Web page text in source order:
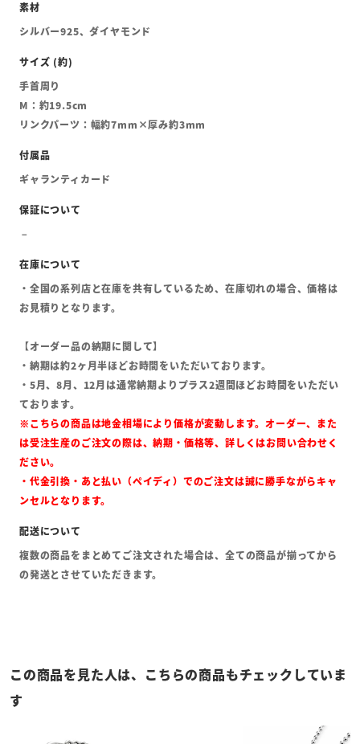
シルバー925、ダイヤモンド
手首周り
M：約19.5cm
リンクパーツ：幅約7mm×厚み約3mm
ギャランティカード
・全国の系列店と在庫を共有しているため、在庫切れの場合、価格は
お見積りとなります。
【オーダー品の納期に関して】
・納期は約2ヶ月半ほどお時間をいただいております。
・5月、8月、12月は通常納期よりプラス2週間ほどお時間をいただい
ております。
※こちらの商品は地金相場により価格が変動します。オーダー、また
は受注生産のご注文の際は、納期・価格等、詳しくはお問い合わせく
ださい。
・代金引換・あと払い（ペイディ）でのご注文は誠に勝手ながらキャ
ンセルとなります。
複数の商品をまとめてご注文された場合は、全ての商品が揃ってから
の発送とさせていただきます。
この商品を見た人は、こちらの商品もチェックしていま
す